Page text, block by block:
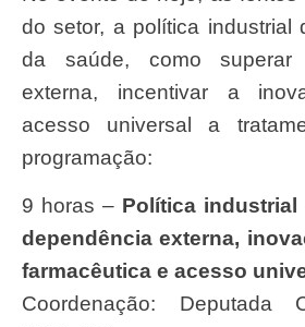
do setor, a política industrial
da saúde, como superar
externa, incentivar a
acesso universal a
programação:
9 horas – Política industrial
dependência externa,
farmacêutica e acesso
Coordenação: Deputada